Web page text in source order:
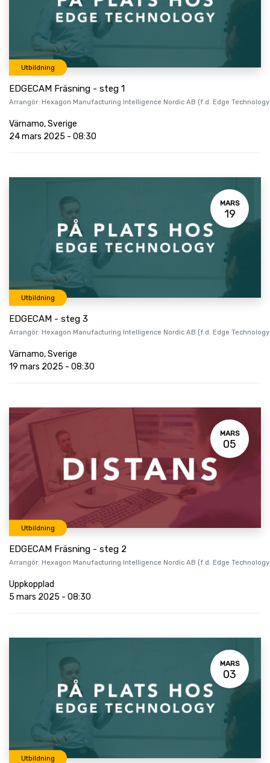
Utbildning
EDGECAM Fräsning - steg 1
Arrangör: Hexagon Manufacturing Intelligence Nordic AB (f.d. Edge
Värnamo,Sverige
24 mars 2025 - 08:30
MARS
19
Utbildning
EDGECAM - steg 3
Arrangör: Hexagon Manufacturing Intelligence Nordic AB (f.d. Edge
Värnamo,Sverige
19 mars 2025 - 08:30
MARS
05
Utbildning
EDGECAM Fräsning - steg 2
Arrangör: Hexagon Manufacturing Intelligence Nordic AB (f.d. Edge
Uppkopplad
5 mars 2025 - 08:30
MARS
03
Utbildning